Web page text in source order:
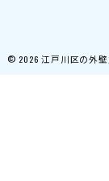
© 2026 江戸川区の外壁塗